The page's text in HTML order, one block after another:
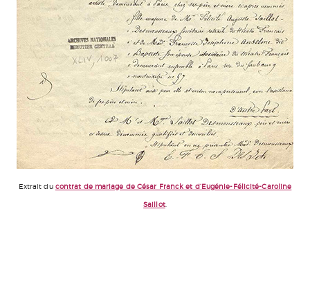
Extrait du contrat de mariage de César Franck et d’Eugénie-Félicité-Caroline
Saillot.